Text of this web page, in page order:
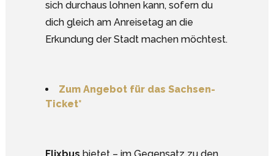
sich durchaus lohnen kann, sofern du
dich gleich am Anreisetag an die
Erkundung der Stadt machen möchtest.
Zum Angebot für das Sachsen-
Ticket*